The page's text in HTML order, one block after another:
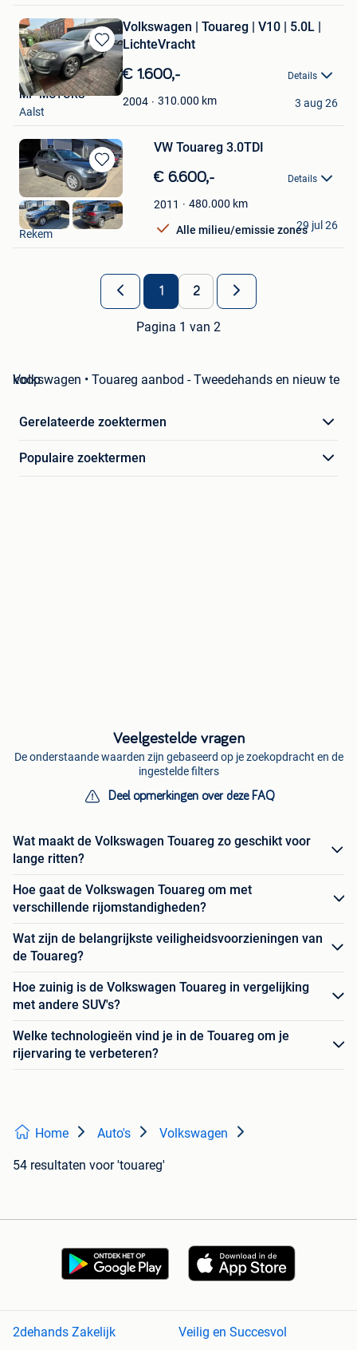
Bewaren
in
Mijn
Favorieten
Volkswagen | Touareg | V10 | 5.0L |
LichteVracht
€ 1.600,- Details
2004 310.000 km
MF-MOTORS
Aalst
3 aug 26
Bewaren
in
Mijn
Favorieten
VW Touareg 3.0TDI
€ 6.600,- Details
2011 480.000 km
Alle milieu/emissie zones
Carsgelo
Rekem
29 jul 26
1 2
Pagina 1 van 2
Volkswagen • Touareg aanbod - Tweedehands en nieuw te koop
Gerelateerde zoektermen
Populaire zoektermen
Veelgestelde vragen
De onderstaande waarden zijn gebaseerd op je zoekopdracht en de
ingestelde filters
Deel opmerkingen over deze FAQ
Wat maakt de Volkswagen Touareg zo geschikt voor
lange ritten?
Hoe gaat de Volkswagen Touareg om met
verschillende rijomstandigheden?
Wat zijn de belangrijkste veiligheidsvoorzieningen van
de Touareg?
Hoe zuinig is de Volkswagen Touareg in vergelijking
met andere SUV's?
Welke technologieën vind je in de Touareg om je
rijervaring te verbeteren?
Home Auto's Volkswagen
54 resultaten voor 'touareg'
2dehands Zakelijk Veilig en Succesvol